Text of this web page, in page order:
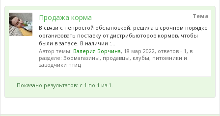
Тема
Продажа корма
В связи с непростой обстановкой, решила в срочном порядке
организовать поставку от дистрибьюторов кормов, чтобы
были в запасе. В наличии :...
Автор темы: Валерия Борчина, 18 мар 2022, ответов - 1, в
разделе: Зоомагазины, продавцы, клубы, питомники и
заводчики птиц
Показано результатов: с 1 по 1 из 1.